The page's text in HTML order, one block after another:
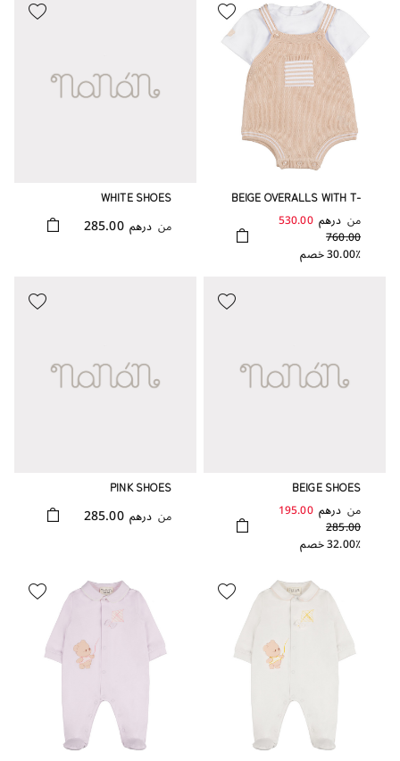
BEIGE OVERALLS WITH T-
من درهم 530.00
760.00
30.00٪ خصم
WHITE SHOES
من درهم 285.00
BEIGE SHOES
من درهم 195.00
285.00
32.00٪ خصم
PINK SHOES
من درهم 285.00